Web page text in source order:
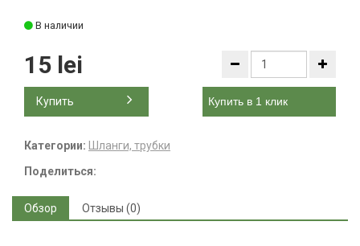
В наличии
15 lei
Купить Купить в 1 клик
Категории:
Шланги, трубки
Поделиться:
Обзор Отзывы (0)